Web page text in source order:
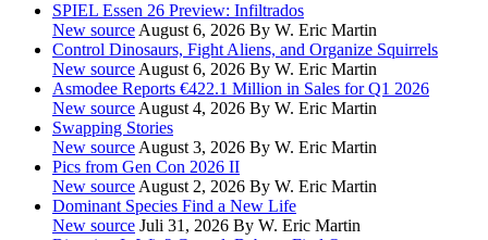
SPIEL Essen 26 Preview: Infiltrados
New source August 6, 2026 By W. Eric Martin
Control Dinosaurs, Fight Aliens, and Organize Squirrels
New source August 6, 2026 By W. Eric Martin
Asmodee Reports €422.1 Million in Sales for Q1 2026
New source August 4, 2026 By W. Eric Martin
Swapping Stories
New source August 3, 2026 By W. Eric Martin
Pics from Gen Con 2026 II
New source August 2, 2026 By W. Eric Martin
Dominant Species Find a New Life
New source Juli 31, 2026 By W. Eric Martin